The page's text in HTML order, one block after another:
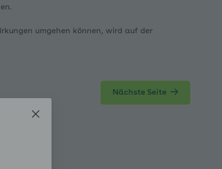
umgehen können, wird auf der
Nächste Seite